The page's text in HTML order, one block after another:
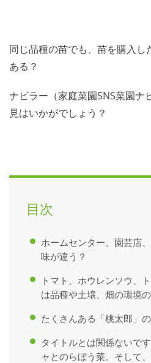
同じ品種の苗でも、苗を購入
ある？
ナビラー（家庭菜園SNS菜園ナ
見はいかがでしょう？
目次
ホームセンター、園芸店
味が違う？
トマト、ホウレンソウ、
は品種や土壌、畑の環境の
たくさんある「桃太郎」
タイトルとは関係ないで
ャとのらぼう菜。そして